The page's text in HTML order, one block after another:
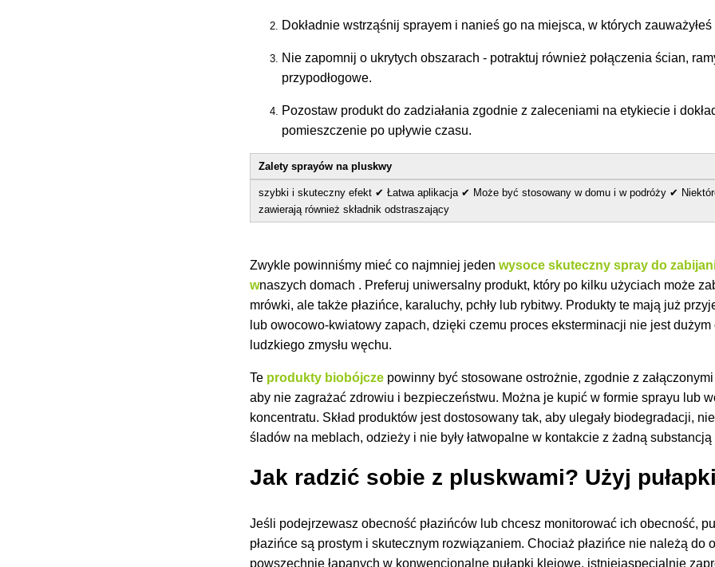
Dokładnie wstrząśnij sprayem i nanieś go na miejsca, w których
Nie zapomnij o ukrytych obszarach - potraktuj również połączenia ścian,
przypodłogowe.
Pozostaw produkt do zadziałania zgodnie z zaleceniami na etykiecie i
pomieszczenie po upływie czasu.
Zalety sprayów na pluskwy
szybki i skuteczny efekt ✔ Łatwa aplikacja ✔ Może być stosowany w domu i w podróży ✔
zawierają również składnik odstraszający
Zwykle powinniśmy mieć co najmniej jedenwysoce skuteczny spray do
wnaszych domach . Preferuj uniwersalny produkt, który po kilku użyciach może
mrówki, ale także płazińce, karaluchy, pchły lub rybitwy. Produkty te mają już
lub owocowo-kwiatowy zapach, dzięki czemu proces eksterminacji nie jest
ludzkiego zmysłu węchu.
Te produkty biobójcze powinny być stosowane ostrożnie, zgodnie z
aby nie zagrażać zdrowiu i bezpieczeństwu. Można je kupić w formie sprayu lub
koncentratu. Skład produktów jest dostosowany tak, aby ulegały biodegradacji,
śladów na meblach, odzieży i nie były łatwopalne w kontakcie z żadną
Jak radzić sobie z pluskwami? Użyj
Jeśli podejrzewasz obecność płazińców lub chcesz monitorować ich obecność,
płazińce są prostym i skutecznym rozwiązaniem. Chociaż płazińce nie należą do
powszechnie łapanych w konwencjonalne pułapki klejowe, istniejąspecjalnie